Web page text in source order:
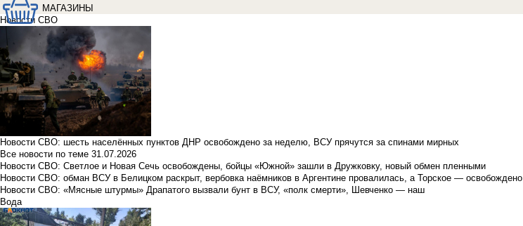
МАГАЗИНЫ
Новости СВО
Новости СВО: шесть населённых пунктов ДНР освобождено за неделю, ВСУ прячутся за спинами мирных
Все новости по теме 31.07.2026
Новости СВО: Светлое и Новая Сечь освобождены, бойцы «Южной» зашли в Дружковку, новый обмен пленными
Новости СВО: обман ВСУ в Белицком раскрыт, вербовка наёмников в Аргентине провалилась, а Торское — освобождено
Новости СВО: «Мясные штурмы» Драпатого вызвали бунт в ВСУ, «полк смерти», Шевченко — наш
Вода